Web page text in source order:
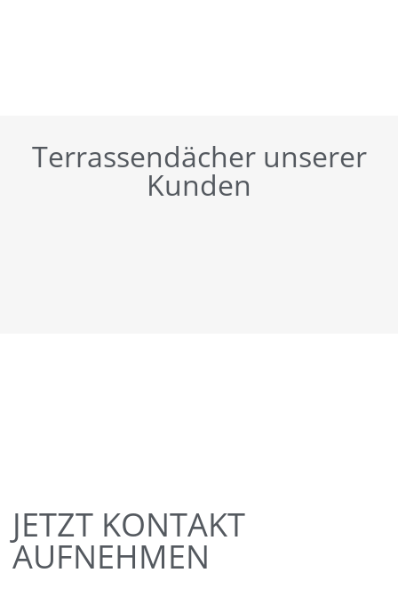
Terrassendächer unserer
Kunden
JETZT KONTAKT
AUFNEHMEN